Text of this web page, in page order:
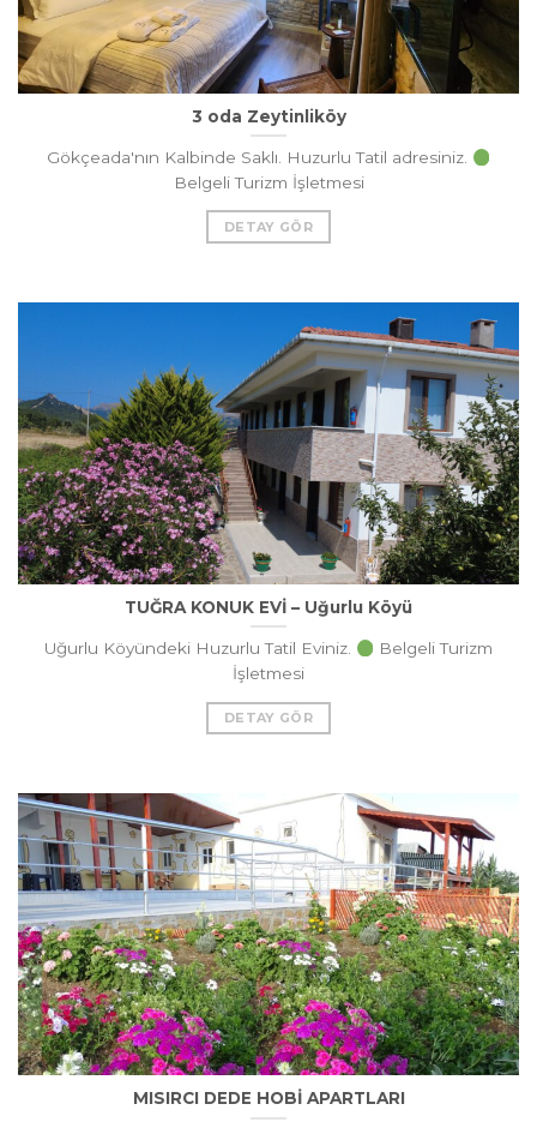
3 oda Zeytinliköy
Gökçeada'nın Kalbinde Saklı. Huzurlu Tatil adresiniz.
Belgeli Turizm İşletmesi
DETAY GÖR
TUĞRA KONUK EVİ – Uğurlu Köyü
Uğurlu Köyündeki Huzurlu Tatil Eviniz.
Belgeli Turizm
İşletmesi
DETAY GÖR
MISIRCI DEDE HOBİ APARTLARI